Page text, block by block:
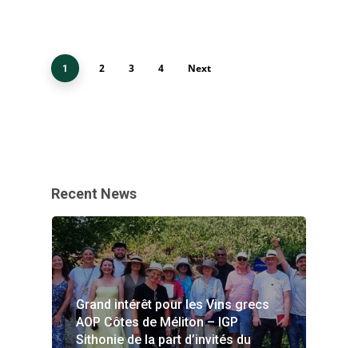
1 2 3 4 Next
Recent News
Grand intérêt pour les Vins grecs
AOP Côtes de Méliton – IGP
Sithonie de la part d’invités du